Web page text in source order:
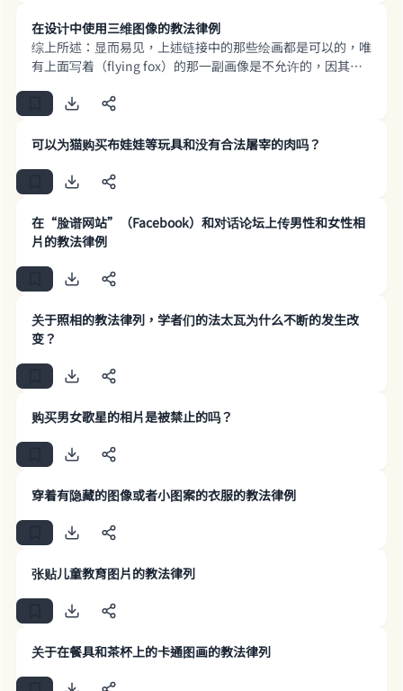
在设计中使用三维图像的教法律例
综上所述：显而易见，上述链接中的那些绘画都是可以的，唯
有上面写着（flying fox）的那一副画像是不允许的，因其与
可以为猫购买布娃娃等玩具和没有合法屠宰的肉吗？
在“脸谱网站”（Facebook）和对话论坛上传男性和女性相
片的教法律例
关于照相的教法律列，学者们的法太瓦为什么不断的发生改
变？
购买男女歌星的相片是被禁止的吗？
穿着有隐藏的图像或者小图案的衣服的教法律例
张贴儿童教育图片的教法律列
关于在餐具和茶杯上的卡通图画的教法律列
Make an impact on millions of lives
Your support is crucial for our mission.
"A person who leads others to doing what is
good will earn the same reward as those who
Support IslamQA